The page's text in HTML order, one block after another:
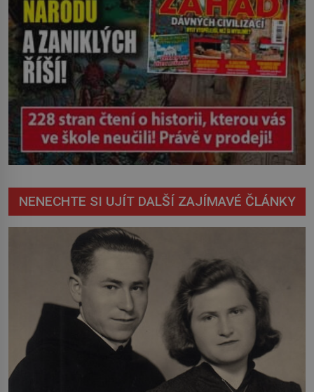
NENECHTE SI UJÍT DALŠÍ ZAJÍMAVÉ ČLÁNKY